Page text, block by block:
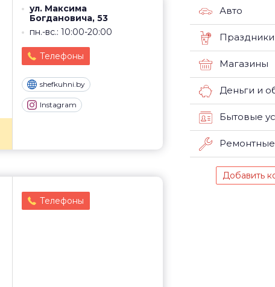
ул. Максима
Богдановича, 53
пн.-вс.: 10:00-20:00
Телефоны
shefkuhni.by
Instagram
Телефоны
Авто
Магазины
Деньги и
Бытовые
Добавить